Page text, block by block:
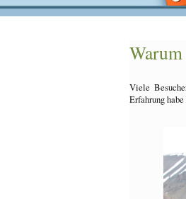
Viele
Erfahrung